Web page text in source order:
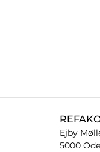
Ejby
5000